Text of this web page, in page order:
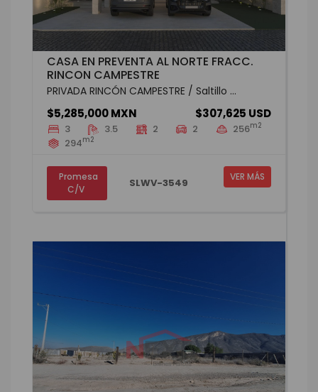
CASA EN PREVENTA AL NORTE FRACC.
RINCON CAMPESTRE
PRIVADA RINCÓN CAMPESTRE / Saltillo ...
$5,285,000 MXN $307,625 USD
3 3.5 2 2 256m2
294m2
Promesa
C/V
SLWV-3549 VER MÁS